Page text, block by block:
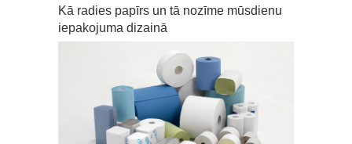
Kā radies papīrs un tā nozīme mūsdienu
iepakojuma dizainā